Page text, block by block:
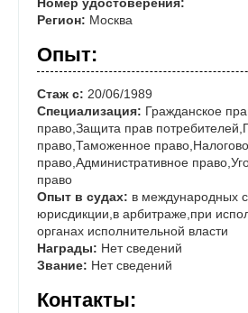
Номер удостоверения:
Регион: Москва
Опыт:
Стаж с: 20/06/1989
Специализация: Гражданское
право,Защита прав
право,Таможенное
право,Административное
право
Опыт в судах: в международных
юрисдикции,в арбитраже,при
органах исполнительной власти
Награды: Нет сведений
Звание: Нет сведений
Контакты: